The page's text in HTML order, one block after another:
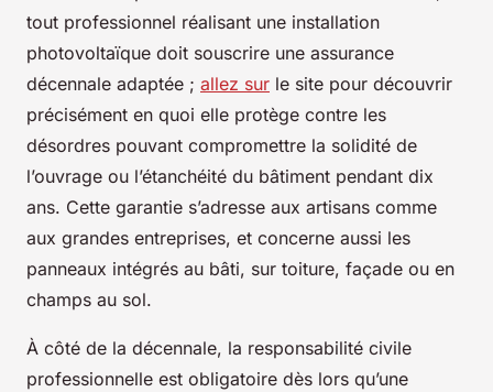
tout professionnel réalisant une installation
photovoltaïque doit souscrire une assurance
décennale adaptée ; allez sur le site pour découvrir
précisément en quoi elle protège contre les
désordres pouvant compromettre la solidité de
l’ouvrage ou l’étanchéité du bâtiment pendant dix
ans. Cette garantie s’adresse aux artisans comme
aux grandes entreprises, et concerne aussi les
panneaux intégrés au bâti, sur toiture, façade ou en
champs au sol.
À côté de la décennale, la responsabilité civile
professionnelle est obligatoire dès lors qu’une